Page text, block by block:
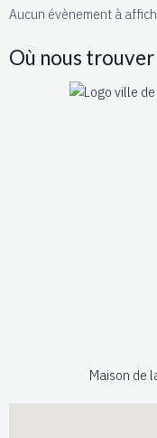
Aucun évènement à
Où nous trouver
Maison de